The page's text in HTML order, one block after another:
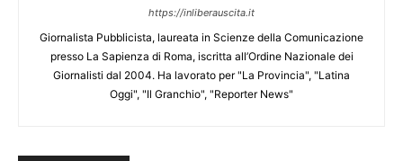
https://inliberauscita.it
Giornalista Pubblicista, laureata in Scienze della Comunicazione
presso La Sapienza di Roma, iscritta all’Ordine Nazionale dei
Giornalisti dal 2004. Ha lavorato per "La Provincia", "Latina
Oggi", "Il Granchio", "Reporter News"